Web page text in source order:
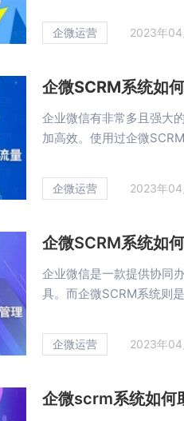
企微运营 2023年
企微SCRM系统如
企业微信有非常多且强大
加高效。使用过企微
企微运营 2023年
企微SCRM系统如
企业微信是一款提供协同
具。而企微SCRM系统则
企微运营 2023年
企微scrm系统如何